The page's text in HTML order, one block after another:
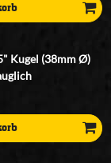
Kugel (38mm Ø)